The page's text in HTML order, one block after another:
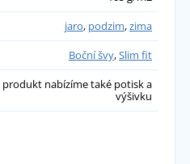
jaro, podzim,zima
Boční švy,Slim fit
nabízíme také potisk a
výšivku